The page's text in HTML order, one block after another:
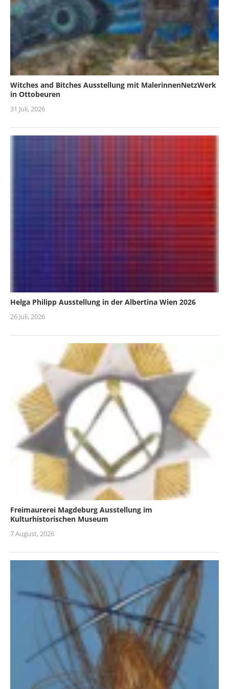
Witches and Bitches Ausstellung mit MalerinnenNetzWerk
in Ottobeuren
31 Juli, 2026
Helga Philipp Ausstellung in der Albertina Wien 2026
26 Juli, 2026
Freimaurerei Magdeburg Ausstellung im
Kulturhistorischen Museum
7 August, 2026